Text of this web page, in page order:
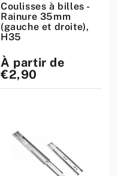
Coulisses à billes -
Rainure 35mm
(gauche et droite),
H35
Prix
standard
À partir de
€2,90